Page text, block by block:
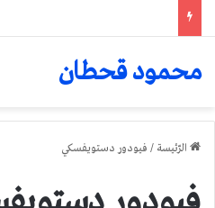
محمود قحطان
الرّئيسة / فيودور دستويفسكي